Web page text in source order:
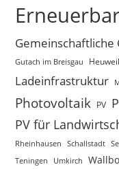
Gemeinschaftliche
Gutach im Breisgau
Ladeinfrastruktur
Photovoltaik PV
PV für
Rheinhausen
Schallstadt
Teningen
Umkirch